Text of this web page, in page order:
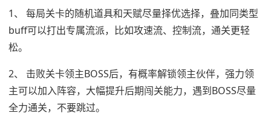
1、 每局关卡的随机道具和天赋尽量择优选择，叠加同类型
buff可以打出专属流派，比如攻速流、控制流，通关更轻
松。
2、 击败关卡领主BOSS后，有概率解锁领主伙伴，强力领
主可以加入阵容，大幅提升后期闯关能力，遇到BOSS尽量
全力通关，不要跳过。